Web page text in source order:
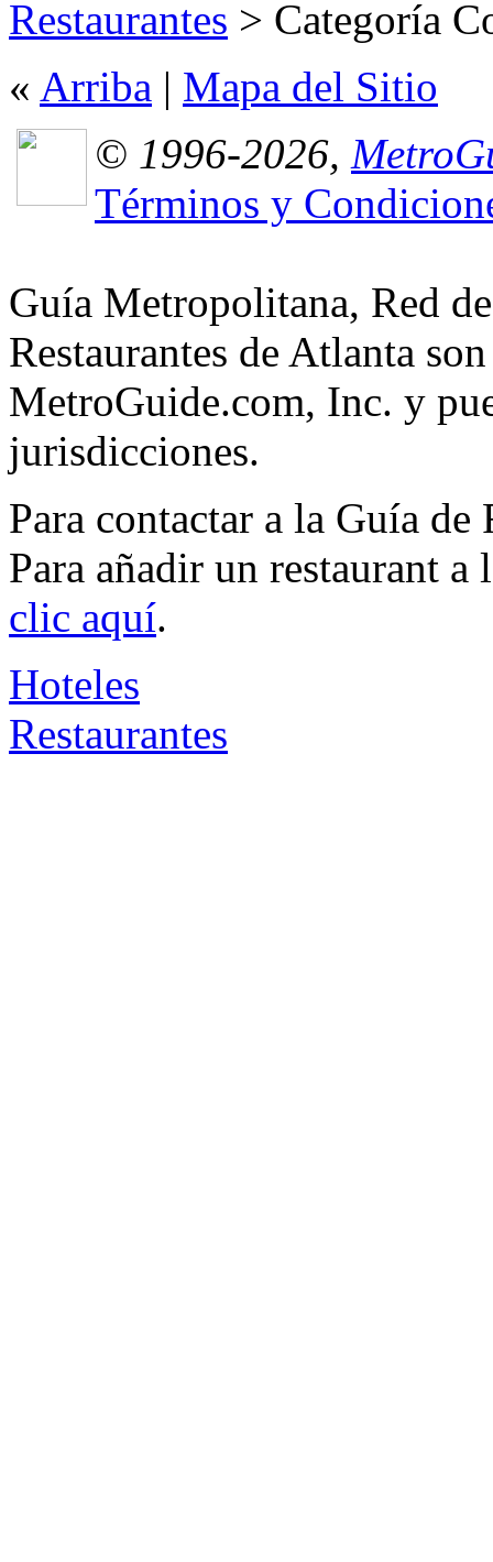
Restaurantes > Categoría
« Arriba | Mapa del Sitio
© 1996-2026,
Términos y
Guía Metropolitana, Red
Restaurantes de Atlanta
MetroGuide.com, Inc. y
jurisdicciones.
Para contactar a la Guía de
Para añadir un restaurant
clic aquí.
Hoteles
Restaurantes